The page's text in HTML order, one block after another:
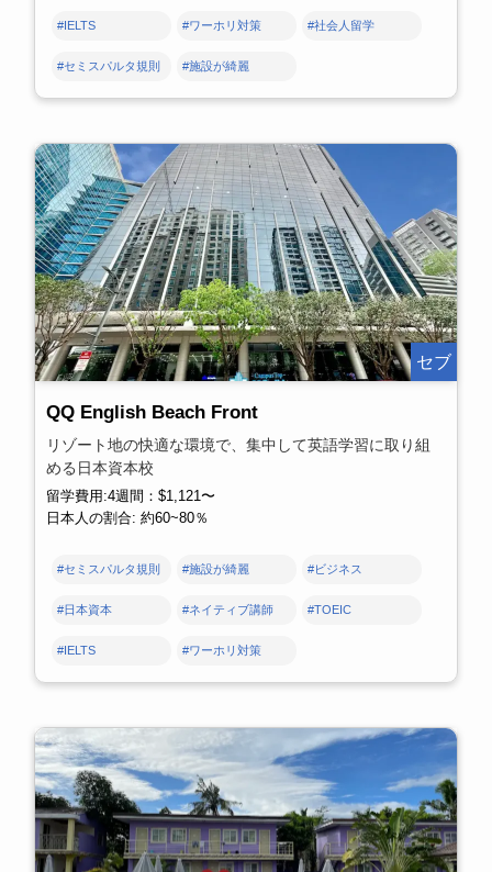
#IELTS #ワーホリ対策 #社会人留学
#セミスパルタ規則 #施設が綺麗
セブ
QQ English Beach Front
リゾート地の快適な環境で、集中して英語学習に取り組
める日本資本校
留学費用:4週間：$1,121〜
日本人の割合: 約60~80％
#セミスパルタ規則 #施設が綺麗 #ビジネス
#日本資本 #ネイティブ講師 #TOEIC
#IELTS #ワーホリ対策